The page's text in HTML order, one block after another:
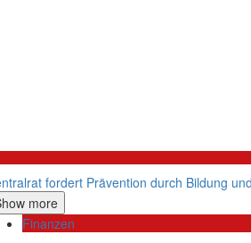
fordert Prävention durch Bildung
more
Finanzen